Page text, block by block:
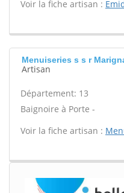
Voir la fiche artisan :
Menuiseries s s r
Artisan
Département: 13
Baignoire à Porte -
Voir la fiche artisan :